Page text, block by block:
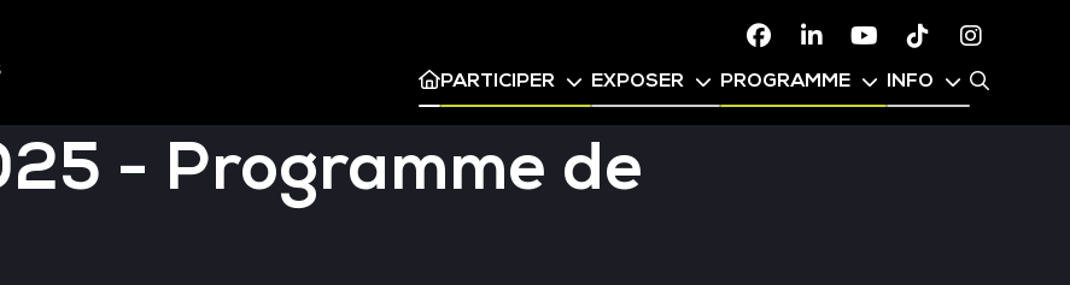
FacebookLinkedinYoutubeTikTok
PARTICIPER EXPOSER PROGRAMME INFO
- Programme de